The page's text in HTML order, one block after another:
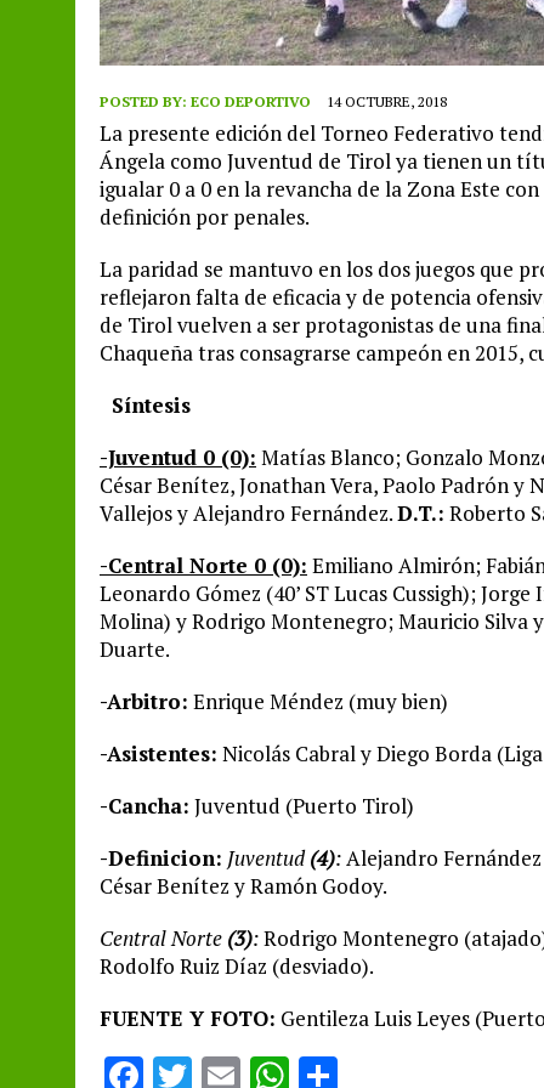
POSTED BY: ECO DEPORTIVO 14 OCTUBRE, 2018
La presente edición del Torneo Federativo
Ángela como Juventud de Tirol ya tienen un
igualar 0 a 0 en la revancha de la Zona Este
definición por penales.
La paridad se mantuvo en los dos juegos que
reflejaron falta de eficacia y de potencia
de Tirol vuelven a ser protagonistas de una
Chaqueña tras consagrarse campeón en
Síntesis
-Juventud 0 (0): Matías Blanco; Gonzalo
César Benítez, Jonathan Vera, Paolo Padrón
Vallejos y Alejandro Fernández.D.T.: Roberto
-Central Norte 0 (0): Emiliano Almirón;
Leonardo Gómez (40’ ST Lucas Cussigh);
Molina) y Rodrigo Montenegro; Mauricio Silva y
Duarte.
-Arbitro: Enrique Méndez (muy bien)
-Asistentes: Nicolás Cabral y Diego Borda
-Cancha: Juventud (Puerto Tirol)
-Definicion: Juventud(4):Alejandro
César Benítez y Ramón Godoy.
Central Norte (3):Rodrigo Montenegro
Rodolfo Ruiz Díaz (desviado).
FUENTE Y FOTO: Gentileza Luis Leyes
F T E W